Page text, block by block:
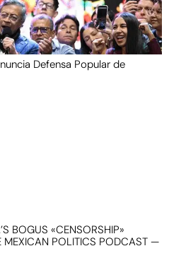
Defensa Popular de
BOGUS «CENSORSHIP»
POLITICS PODCAST —